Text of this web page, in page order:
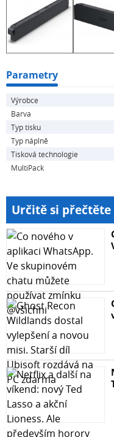
Parametry
Výrobce
Barva
Typ tisku
Typ náplně
Tisková technologie
MultiPack
Určitě si přečtěte